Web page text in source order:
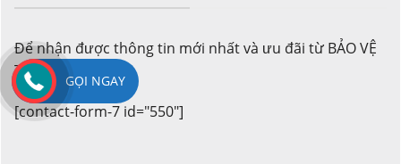
Để nhận được thông tin mới nhất và ưu đãi từ BẢO VỆ
THÀNH LONG
[contact-form-7 id="550"]
GỌI NGAY